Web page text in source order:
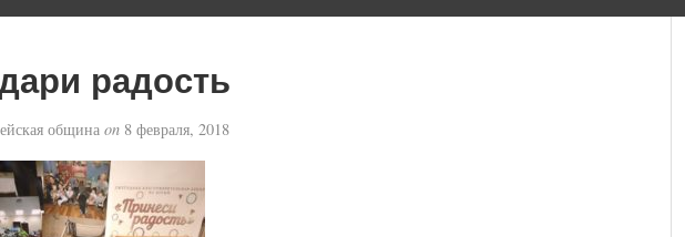
радость
община on8 февраля, 2018